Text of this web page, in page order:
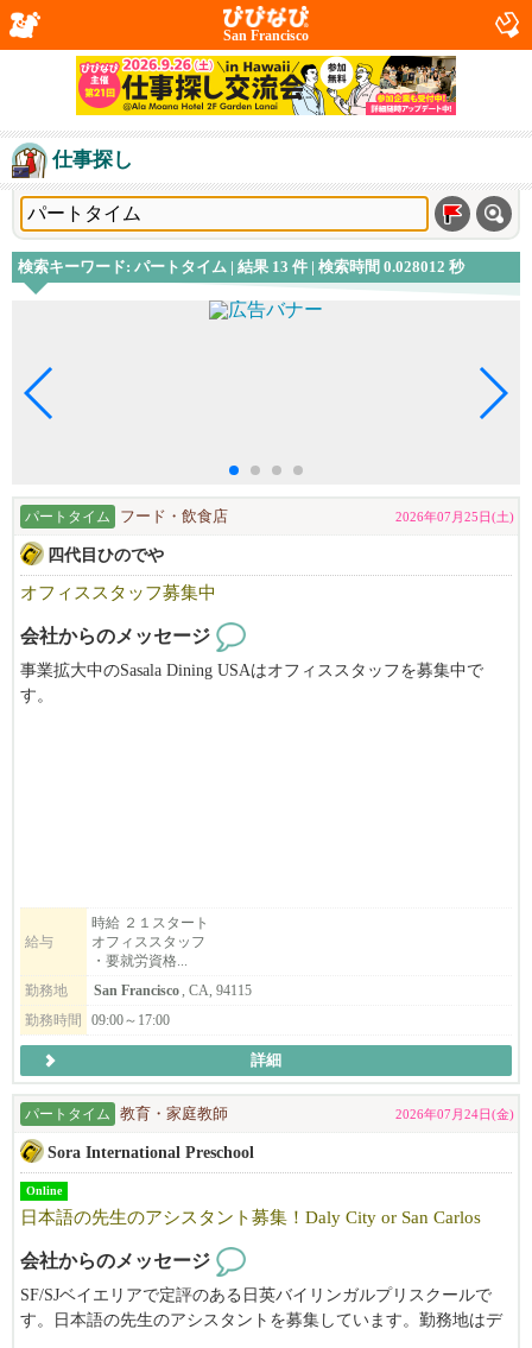
San Francisco
仕事探し
検索キーワード: パートタイム | 結果 13 件 | 検索時間 0.028012 秒
パートタイム フード・飲食店 2026年07月25日(土)
四代目ひのでや
オフィススタッフ募集中
会社からのメッセージ
事業拡大中のSasala Dining USAはオフィススタッフを募集中で
す。
を募集していますので、
就労資格をお持ちの方、是非ご応募ください。
あわせて、新店Hinodeya Ramen Berkeley店で働いて頂けるスタッ
フも募集しております（要就労資格）。
弊社 彩々楽ダイニンググループは創業1886年本社は埼玉県。日本
飲食店を展開している会社です。元々は埼玉の片田舎の一飲食店
であった実家「ひのでや食堂」でしたが、4代目当主である私が20
代30代と欧州や米国などで海外勤務をした経験を通じ、世界にお
ける和食の特異性（うまみ だしの概念）や調理技巧の素晴らし
さに気づいたことから、こういった素晴らしい日本の食文化を世
界中どこでも誰でも楽しめる普遍的なものにしたい！ダシの文化
を広めたい！と決心し、その手段として懐石や純和食などではな
く、ラーメンで挑戦しようと奮起して10カ年の海外進出計画を立
てて実行し2016年に米国進出を果たしました。
給与
時給 ２１スタート
オフィススタッフ
・要就労資格...
勤務地
San Francisco, CA, 94115
勤務時間
09:00～17:00
詳細
パートタイム 教育・家庭教師 2026年07月24日(金)
Sora International Preschool
Online
日本語の先生のアシスタント募集！Daly City or San Carlos
会社からのメッセージ
SF/SJベイエリアで定評のある日英バイリンガルプリスクールで
す。日本語の先生のアシスタントを募集しています。勤務地はデ